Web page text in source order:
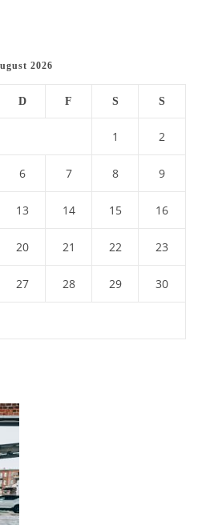
2026
D F S S
1 2
6 7 8 9
13 14 15 16
20 21 22 23
27 28 29 30